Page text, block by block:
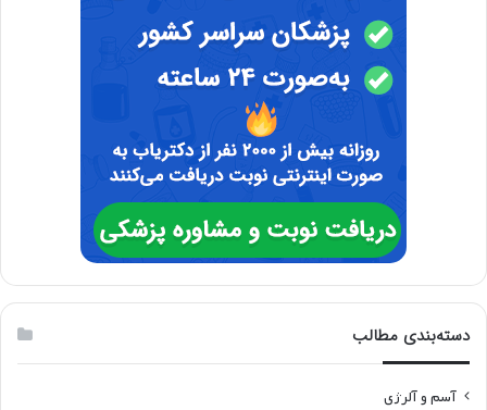
دسته‌بندی مطالب
آسم و آلرژی